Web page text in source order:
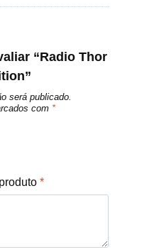
“Radio Thor
será publicado.
com *
*